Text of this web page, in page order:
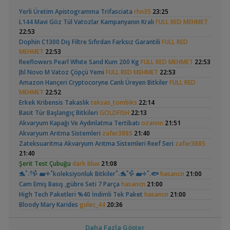
Işık CO2 ve Ekipmanlar
Klorlu Suya Girmiş Pipo Filtre hoppala,02:22
Filtreleme Seçenekleri
Akvaryum Daki Beyaz İnce SolucanlarAhmet53,23:56
Yeni Üye Forumu
Aquasphere Tr Youtube Kanalı IgorVladimir,23:11
Akvaryum Dünyasından Haberler
Vahşi Beta Ve Labirentli Hobicileri, Birleşin! Cyber_Scout
22:34
Labirentliler
Süngerle 24 Saatte Sessiz Artemia Çıkarma
Malzemeler ve Yemler Forumu
Leonardit Zeminli Akvaryum KurulumuBelisarius
Akvaryum Tanıtımı
Merhaba Bütçem Max 1200 Civarı Sessiz Çift Çıkışlı
19:41
Akvaryum ve Tür Tavsiyesi
Balkondaki Pondum Çok Isınıyor.İnci Kefali,19:19
Bitki Akvaryumları Genel
37 Litrelik Siyah Neon Tetra Akvaryumum
Red Mangrove (rhizophora Mangle)bilentungul
Hongsloi Çiftim Ve
Yavruları
(4)
Betta Antuta
Ramshorn Hakkında
Her Şey
Elma Salyangozu
Güncel
Akvaryumu
Leonardit Zeminli
Akvaryum Kurulumu
(4)
37 Litrelik Siyah
Neon Tetra (123)
Red Mangrove
Yerli Üretim Apistogramma Trifasciata rhn35 23:25
L144 Mavi Göz Tül Vatozlar Kampanyanın Kralı FULL RED MEHMET
22:53
Dophin C1300 Dış Filtre Sıfırdan Farksız Garantili FULL RED
MEHMET 22:53
Reeflowers Pearl Whıte Sand Kum 200 Kg FULL RED MEHMET 22:53
Jbl Novo M Vatoz Çöpçü Yemi FULL RED MEHMET 22:53
Amazon Hançeri Cryptocoryne Canlı Üreyen BitkilerFULL RED
MEHMET 22:52
Erkek Kribensis Takaslıkteksas_tombiks 22:14
Basit Tür Başlangıç Bitkileri GOLDFISH 22:13
Akvaryum Kapağı Ve Aydınlatma Tertibatı ozannn 21:51
Akvaryum Arıtma Sistemleri zafer3885 21:40
Zateksuaritma Akvaryum Arıtma Sistemleri Reef Seri zafer3885
21:40
Şerit Test Çubuğu dark blue 21:08
🐬˚˖𓍢✨໋ 🐋✧˚koleksiyonluk Bitkiler˚˖🐬˚✨໋ 🐋✧˚.🐟hasancn 21:00
Cam Emiş Basış ,gübre Seti 7 Parça hasancn 21:00
High Tech Paketleri %40 İndimli Tek Paket hasancn 21:00
Bloody Mary Karides gulec_44 20:36
Satılık Geosesarma Dennerle Purple Vampir Yengeç
Daha Fazla Göster